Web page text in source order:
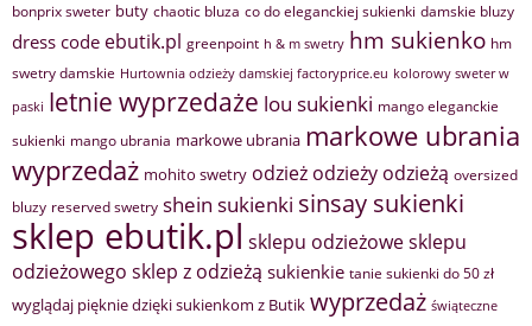
bonprix sweter buty chaotic bluza co do eleganckiej sukienki damskie bluzy
dress code ebutik.pl greenpoint h & m swetry hm sukienko hm
swetry damskie Hurtownia odzieży damskiej factoryprice.eu kolorowy sweter w
paski letnie wyprzedaże lou sukienki mango eleganckie
sukienki mango ubrania markowe ubrania markowe ubrania
wyprzedaż mohito swetry odzież odzieży odzieżą oversized
bluzy reserved swetry shein sukienki sinsay sukienki
sklep ebutik.pl sklepu odzieżowesklepu
odzieżowego sklep z odzieżą sukienkie tanie sukienki do 50 zł
wyglądaj pięknie dzięki sukienkom z Butik wyprzedaż świąteczne